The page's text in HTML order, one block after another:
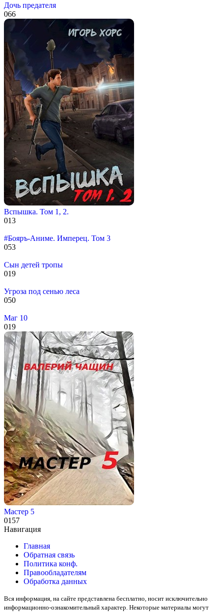
Дочь предателя
066
Вспышка. Том 1, 2.
013
#Бояръ-Аниме. Имперец. Том 3
053
Сын детей тропы
019
Угроза под сенью леса
050
Маг 10
019
Мастер 5
0157
Навигация
Главная
Обратная связь
Политика конф.
Правообладателям
Обработка данных
Вся информация, на сайте представлена бесплатно, носит исключительно
информационно-ознакомительный характер. Некоторые материалы могут